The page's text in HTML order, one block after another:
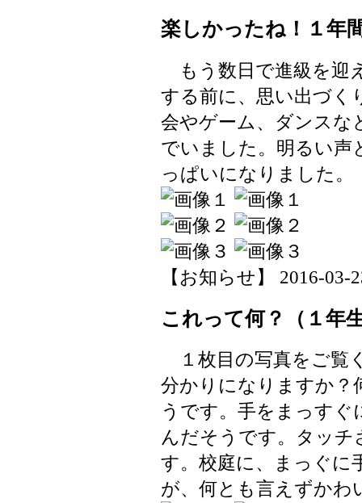
楽しかったね！１年
もう数日で進級を迎
する前に、思い出づく
会やゲーム、ダンスな
でいました。明るい声
っぱいになりました。
【お知らせ】 2016-03-
これって何？（１
１枚目の写真をご覧
分かりになりますか？
うです。手をまっす
んだそうです。タッ
す。校庭に、まっぐに
が、何とも言えずかわ